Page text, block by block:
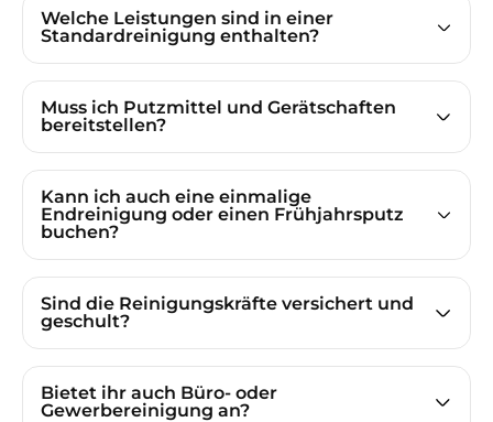
Welche Leistungen sind in einer
Standardreinigung enthalten?
Muss ich Putzmittel und Gerätschaften
bereitstellen?
Kann ich auch eine einmalige
Endreinigung oder einen Frühjahrsputz
buchen?
Sind die Reinigungskräfte versichert und
geschult?
Bietet ihr auch Büro- oder
Gewerbereinigung an?